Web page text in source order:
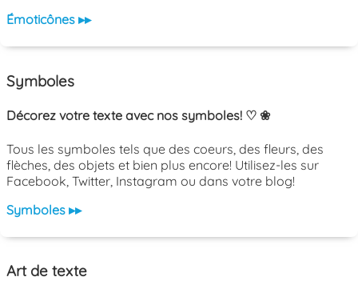
Émoticônes ▸▸
Symboles
Décorez votre texte avec nos symboles! ♡ ❀
Tous les symboles tels que des coeurs, des fleurs, des
flèches, des objets et bien plus encore! Utilisez-les sur
Facebook, Twitter, Instagram ou dans votre blog!
Symboles ▸▸
Art de texte